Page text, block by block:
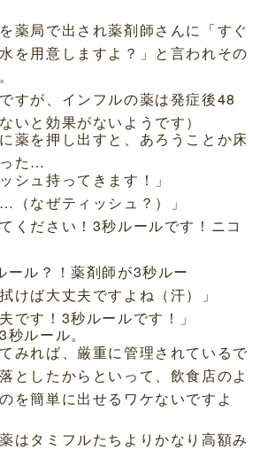
薬局で出され薬剤師さんに「すぐ
を用意しますよ？」と言われその
すが、インフルの薬は発症後48
いと効果がないようです）
薬を押し出すと、あろうことか床
た…
シュ持ってきます！」
なぜティッシュ？）」
ください！3秒ルールです！ニコ
ル？！薬剤師が3秒ルー
けば大丈夫ですよね（汗）」
です！3秒ルールです！」
ルール。
みれば、厳重に管理されているで
としたからといって、飲食店のよ
を簡単に出せるワケないですよ
はタミフルたちよりかなり高額み